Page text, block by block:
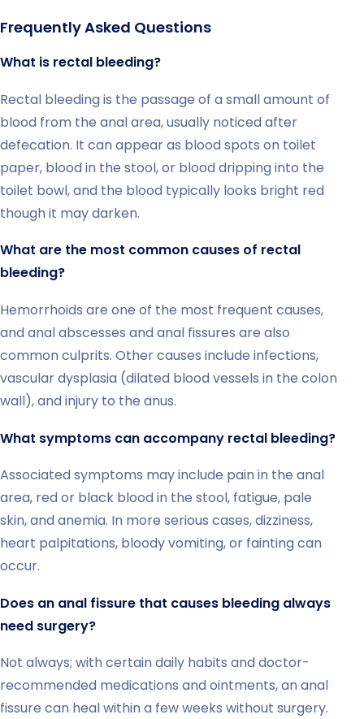
Frequently Asked Questions
What is rectal bleeding?
Rectal bleeding is the passage of a small amount of
blood from the anal area, usually noticed after
defecation. It can appear as blood spots on toilet
paper, blood in the stool, or blood dripping into the
toilet bowl, and the blood typically looks bright red
though it may darken.
What are the most common causes of rectal
bleeding?
Hemorrhoids are one of the most frequent causes,
and anal abscesses and anal fissures are also
common culprits. Other causes include infections,
vascular dysplasia (dilated blood vessels in the colon
wall), and injury to the anus.
What symptoms can accompany rectal bleeding?
Associated symptoms may include pain in the anal
area, red or black blood in the stool, fatigue, pale
skin, and anemia. In more serious cases, dizziness,
heart palpitations, bloody vomiting, or fainting can
occur.
Does an anal fissure that causes bleeding always
need surgery?
Not always; with certain daily habits and doctor-
recommended medications and ointments, an anal
fissure can heal within a few weeks without surgery.